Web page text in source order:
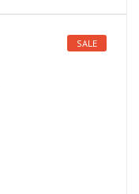
SALE